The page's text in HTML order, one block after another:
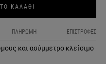
ΚΑΛΑΘΙ
ΠΛΗΡΩΜΗ ΕΠΙΣΤΡΟΦΕΣ
και ασύμμετρο κλείσιμο